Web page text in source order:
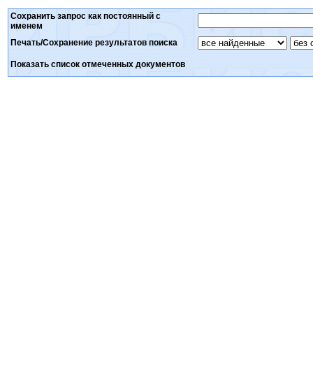
Сохранить запрос как постоянный с
именем
Печать/Сохранение результатов поиска
Показать список отмеченных документов